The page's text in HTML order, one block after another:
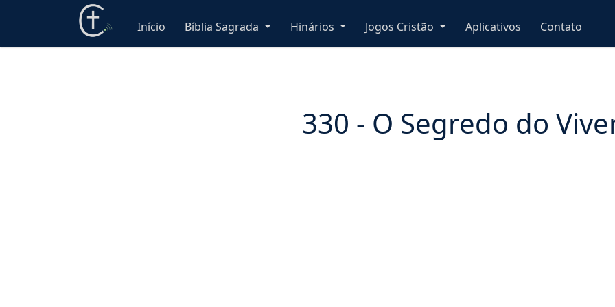
Início Bíblia Sagrada Hinários Jogos Cristão Aplicativos Contato
330 - O Segredo do